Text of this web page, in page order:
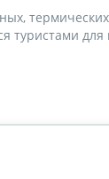
туристами